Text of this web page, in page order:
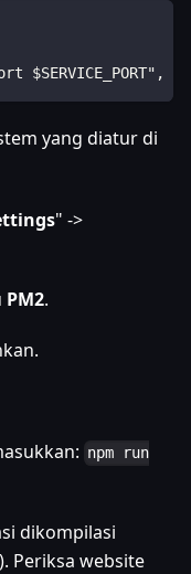
yang diatur di
" ->
PM2.
npm run
dikompilasi
Periksa website